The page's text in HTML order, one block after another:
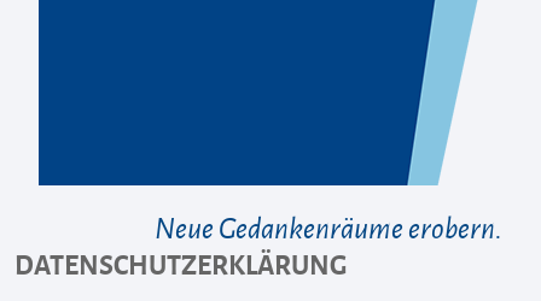
Neue Gedankenräume erobern.
DATENSCHUTZERKLÄRUNG